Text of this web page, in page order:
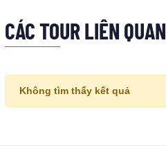
CÁC TOUR LIÊN QUAN
Không tìm thấy kết quả